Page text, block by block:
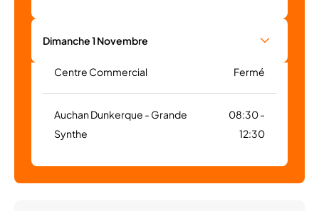
Dimanche 1 Novembre
Centre Commercial Fermé
Auchan Dunkerque - Grande
Synthe
08:30 -
12:30